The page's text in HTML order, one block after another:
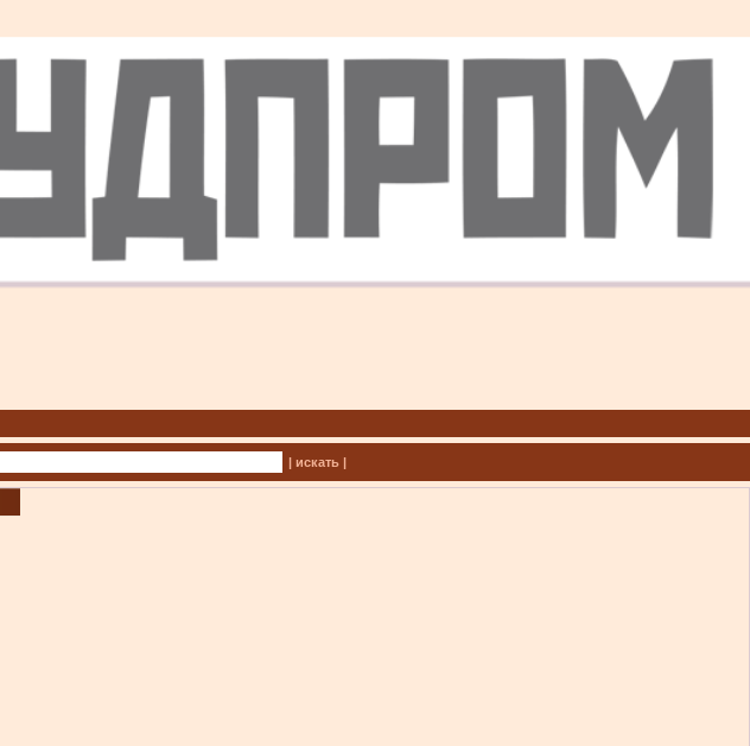
| искать |